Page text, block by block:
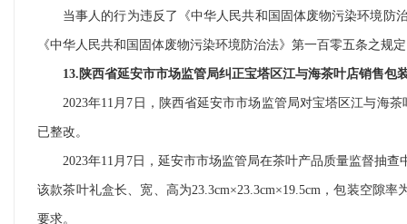
当事人的行为违反了《中华人民共和国固体废物污染环境防
《中华人民共和国固体废物污染环境防治法》第一百零五条之
13.陕西省延安市市场监管局纠正宝塔区江与海茶叶店销售包
2023年11月7日，陕西省延安市市场监管局对宝塔区江与海
已整改。
2023年11月7日，延安市市场监管局在茶叶产品质量监督抽
该款茶叶礼盒长、宽、高为23.3cm×23.3cm×19.5cm，包装空隙
要求。